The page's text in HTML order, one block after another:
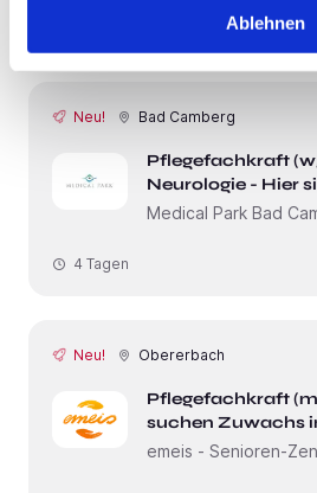
Ablehnen
Neu! Bad Camberg
Pflegefachkraft
Neurologie - Hier
Medical Park Bad
4 Tagen
Neu! Obererbach
Pflegefachkraft
suchen Zuwachs
emeis - Senioren-